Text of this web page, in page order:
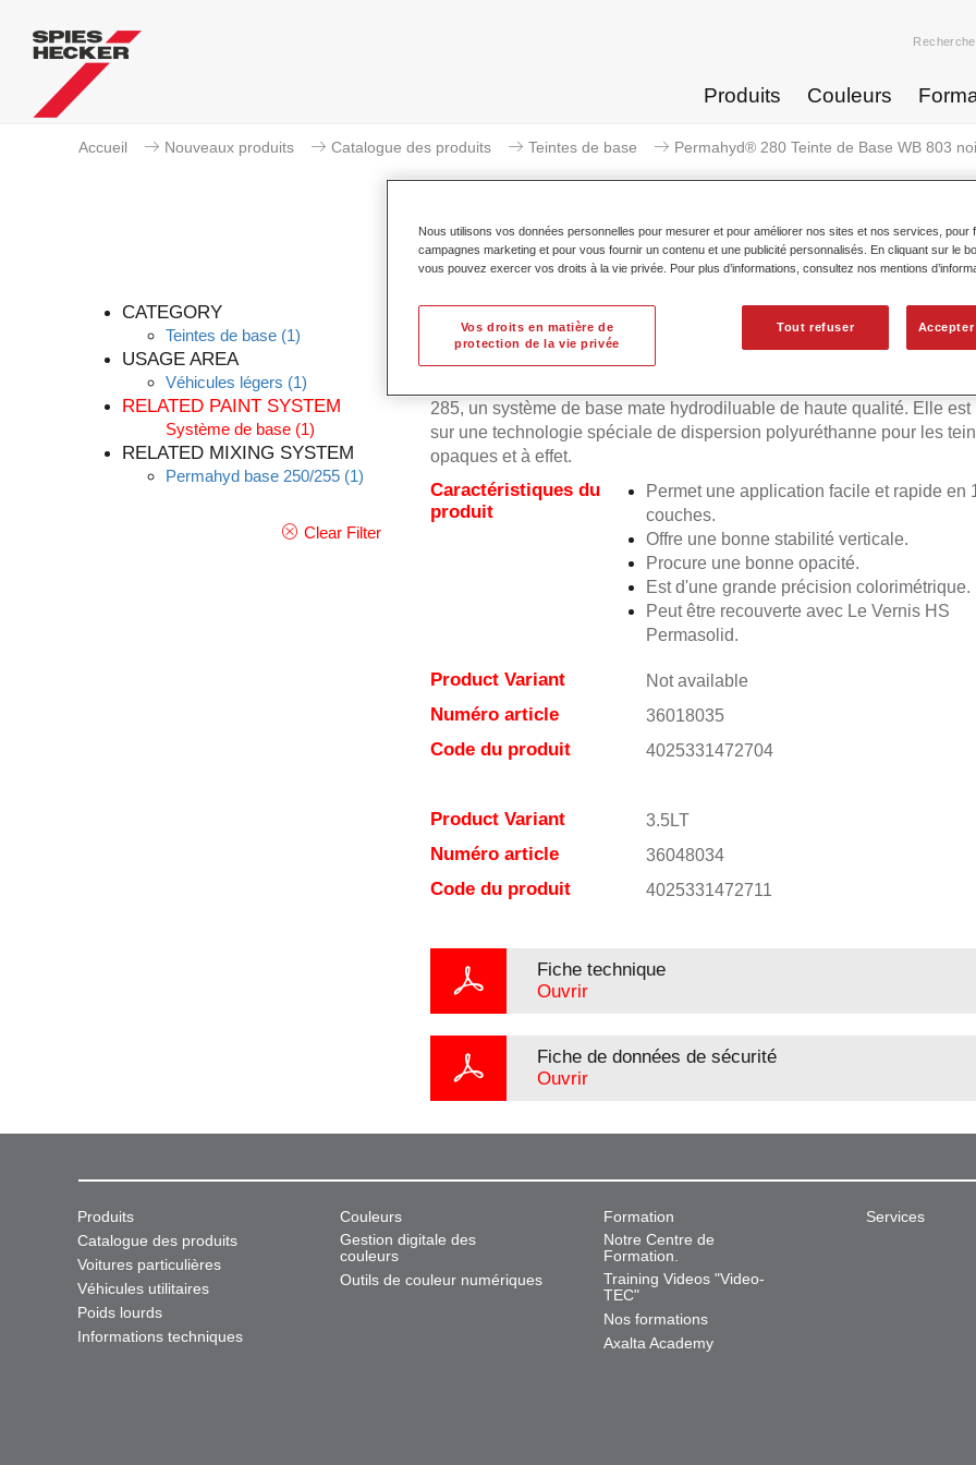
Produits Couleurs
Accueil Nouveaux produits Catalogue des produits Teintes de base Permahyd® 280 Teinte de Base WB 803
CATEGORY
Teintes de base (1)
USAGE AREA
Véhicules légers (1)
RELATED PAINT SYSTEM
Système de base (1)
RELATED MIXING SYSTEM
Permahyd base 250/255 (1)
Clear Filter
285, un système de base mate hydrodiluable de haute qualité. Elle est
sur une technologie spéciale de dispersion polyuréthanne pour les
opaques et à effet.
Caractéristiques du
produit
Permet une application facile et rapide en
couches.
Offre une bonne stabilité verticale.
Procure une bonne opacité.
Est d'une grande précision colorimétrique.
Peut être recouverte avec Le Vernis HS
Permasolid.
Product Variant Not available
Numéro article 36018035
Code du produit 4025331472704
Product Variant 3.5LT
Numéro article 36048034
Code du produit 4025331472711
Fiche technique
Ouvrir
Fiche de données de sécurité
Ouvrir
Produits
Catalogue des produits
Voitures particulières
Véhicules utilitaires
Poids lourds
Informations techniques
Couleurs
Gestion digitale des
couleurs
Outils de couleur numériques
Formation
Notre Centre de
Formation.
Training Videos "Video-
TEC"
Nos formations
Axalta Academy
Services
Nous utilisons vos données personnelles pour mesurer et pour améliorer nos sites et nos services, pour
campagnes marketing et pour vous fournir un contenu et une publicité personnalisés. En cliquant sur le
vous pouvez exercer vos droits à la vie privée. Pour plus d’informations, consultez nos mentions
Tout refuser
Vos droits en matière de
protection de la vie privée